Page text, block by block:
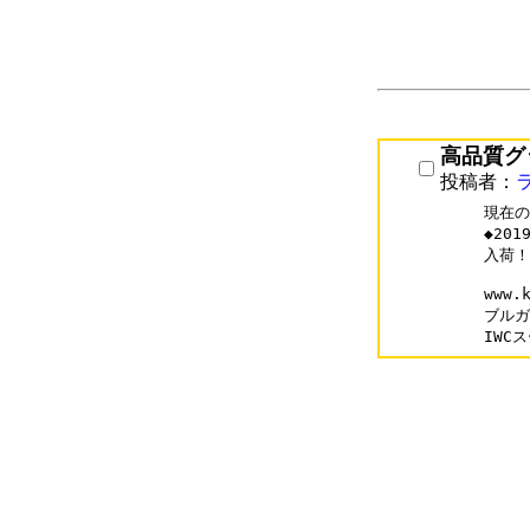
高品質
投稿者：
現在
入荷
ブル